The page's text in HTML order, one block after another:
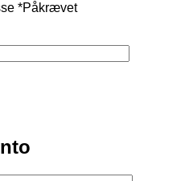
*Påkrævet